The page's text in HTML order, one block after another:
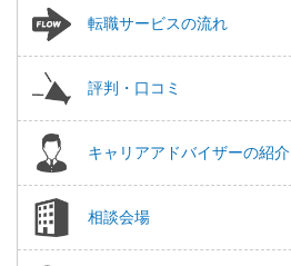
転職サービスの流れ
評判・口コミ
キャリアアドバイザーの紹介
相談会場